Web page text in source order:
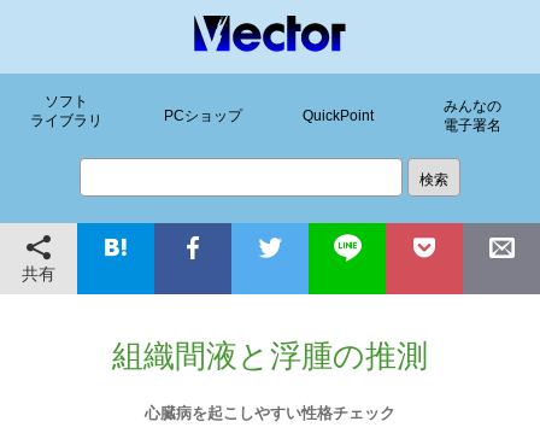
ソフト
ライブラリ
PCショップ QuickPoint
みんなの
電子署名
共有
組織間液と浮腫の推測
心臓病を起こしやすい性格チェック